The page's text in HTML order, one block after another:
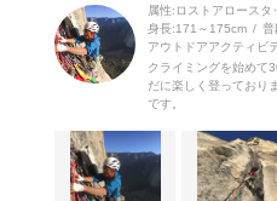
属性:ロストアロースタ
身長:171～175cm 普
アウトドアアクティビ
クライミングを始めて
だに楽しく登っており
です。